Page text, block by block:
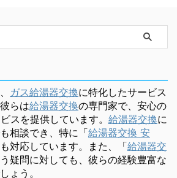
ガス給湯器交換に特化したサービス
らは給湯器交換の専門家で、安心の
スを提供しています。 給湯器交換に
相談でき、特に「給湯器交換 安
対応しています。また、「給湯器交
疑問に対しても、彼らの経験豊富な
ょう。